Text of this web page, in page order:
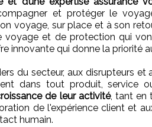
et protéger le
voyage, sur place et à son
voyage et de protection qui
innovante qui donne la priorité
du secteur, aux disrupteurs et
dans tout produit, service
de leur activité, tant en
de l'expérience client et
humain.